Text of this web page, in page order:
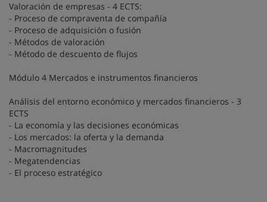
Valoración de empresas - 4 ECTS:
- Proceso de compraventa de compañía
- Proceso de adquisición o fusión
- Métodos de valoración
- Método de descuento de flujos
Módulo 4 Mercados e instrumentos financieros
Análisis del entorno económico y mercados financieros - 3
ECTS
- La economía y las decisiones económicas
- Los mercados: la oferta y la demanda
- Macromagnitudes
- Megatendencias
- El proceso estratégico